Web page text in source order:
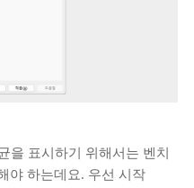
을 표시하기 위해서는 벤치
야 하는데요. 우선 시작